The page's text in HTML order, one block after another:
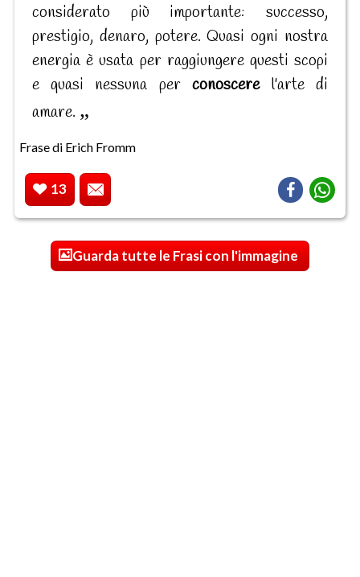
considerato più importante: successo,
prestigio, denaro, potere. Quasi ogni nostra
energia è usata per raggiungere questi scopi
e quasi nessuna per conoscerel'arte di
amare.
Frase di Erich Fromm
13
Guarda tutte le Frasi con l'immagine